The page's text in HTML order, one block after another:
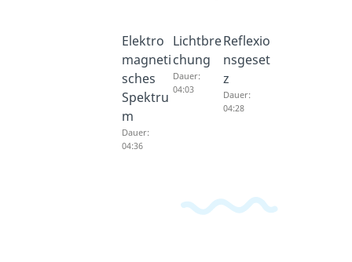
Elektro
magneti
sches
Spektru
m
Dauer:
04:36
Lichtbre
chung
Dauer:
04:03
Reflexio
nsgeset
z
Dauer:
04:28